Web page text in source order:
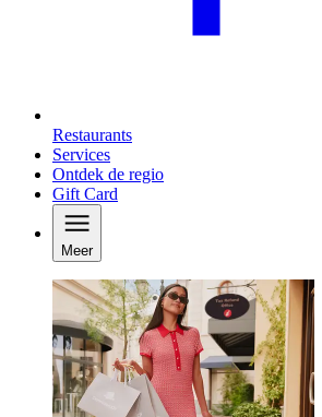
Restaurants
Services
Ontdek de regio
Gift Card
Meer